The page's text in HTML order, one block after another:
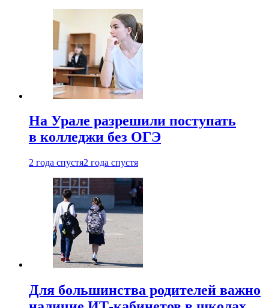
На Урале разрешили поступать
в колледжи без ОГЭ
2 года спустя2 года спустя
Для большинства родителей важно